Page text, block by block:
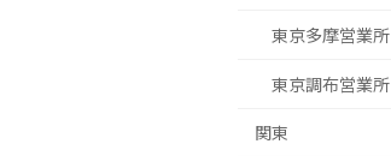
東京多摩営業所
東京調布営業所
関東